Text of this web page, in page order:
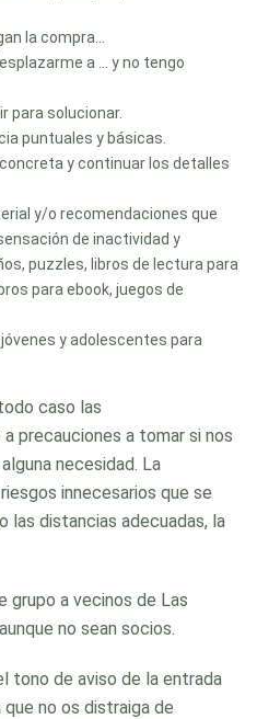
la compra…
a … y no tengo
para solucionar.
puntuales y básicas.
y continuar los detalles
y/o recomendaciones que
de inactividad y
puzzles, libros de lectura para
para ebook, juegos de
y adolescentes para
caso las
precauciones a tomar si nos
necesidad. La
innecesarios que se
las distancias adecuadas, la
grupo a vecinos de Las
no sean socios.
tono de aviso de la entrada
no os distraiga de